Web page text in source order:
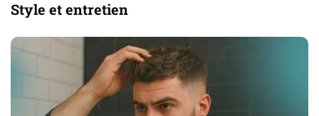
Style et entretien